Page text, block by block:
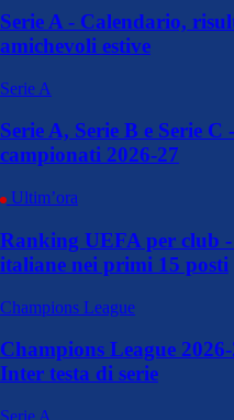
Serie A - Calendario,
amichevoli estive
Serie A
Serie A, Serie B e Serie
campionati 2026-27
Ultim’ora
Ranking UEFA per club
italiane nei primi 15 posti
Champions League
Champions League
Inter testa di serie
Serie A